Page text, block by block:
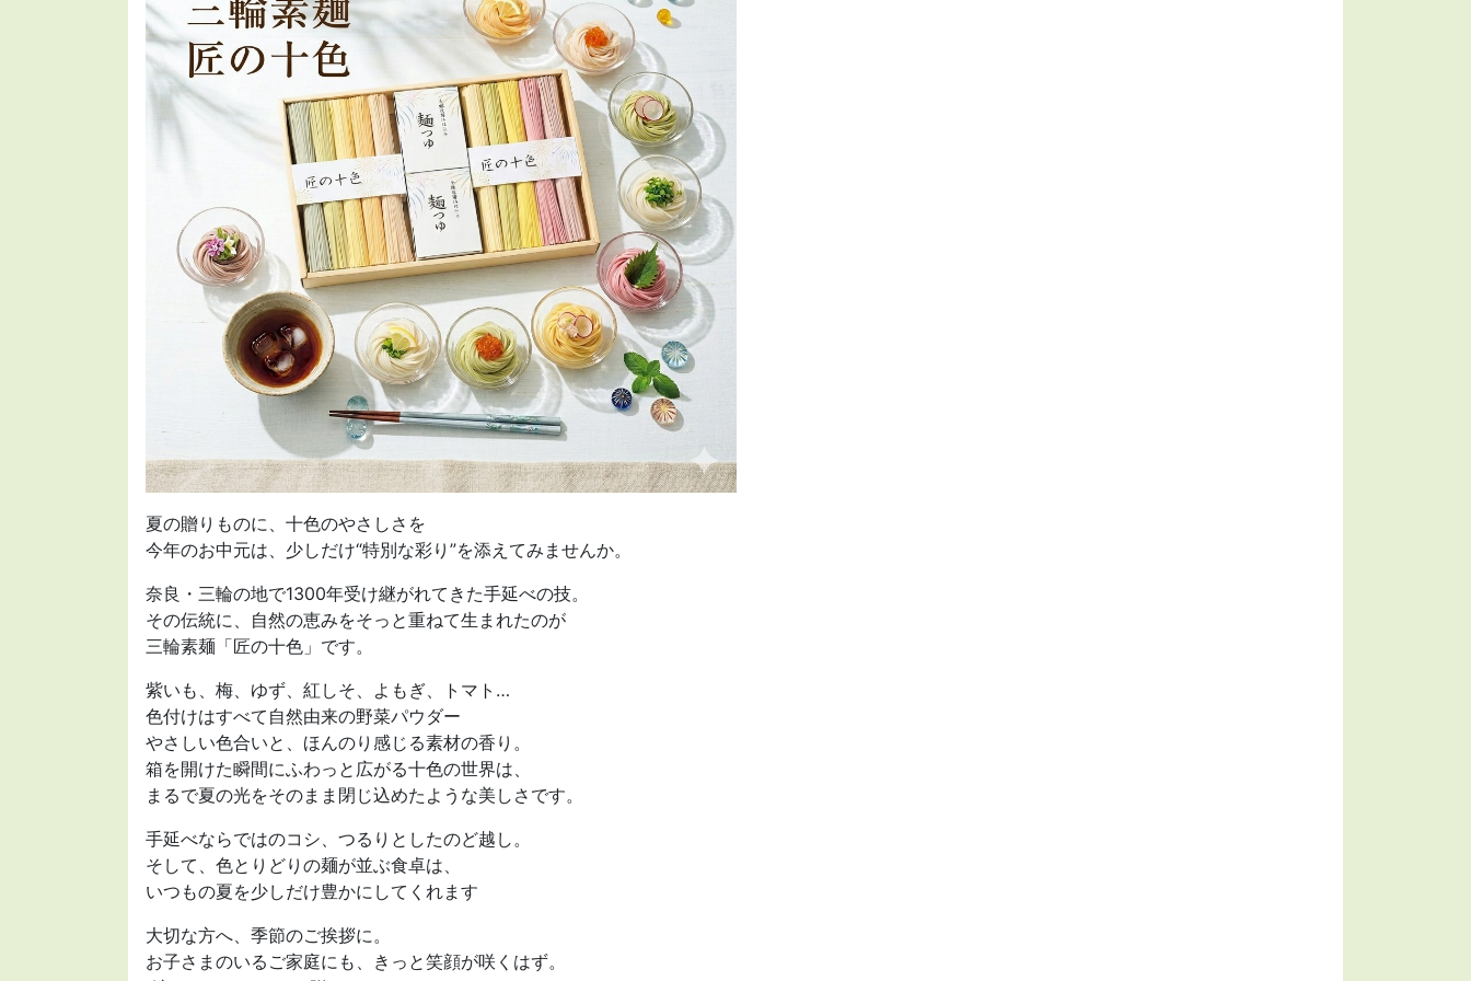
夏の贈りものに、十色のやさしさを
今年のお中元は、少しだけ“特別な彩り”を添えてみませんか。
奈良・三輪の地で1300年受け継がれてきた手延べの技。
その伝統に、自然の恵みをそっと重ねて生まれたのが
三輪素麺「匠の十色」です。
紫いも、梅、ゆず、紅しそ、よもぎ、トマト…
色付けはすべて自然由来の野菜パウダー
やさしい色合いと、ほんのり感じる素材の香り。
箱を開けた瞬間にふわっと広がる十色の世界は、
まるで夏の光をそのまま閉じ込めたような美しさです。
手延べならではのコシ、つるりとしたのど越し。
そして、色とりどりの麺が並ぶ食卓は、
いつもの夏を少しだけ豊かにしてくれます
大切な方へ、季節のご挨拶に。
お子さまのいるご家庭にも、きっと笑顔が咲くはず。